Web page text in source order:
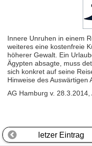
Innere Unruhen in einem
weiteres eine kostenfreie
höherer Gewalt. Ein
Ägypten absagte, muss
sich konkret auf seine
Hinweise des Auswärtigen
AG Hamburg v.
letzer Eintrag